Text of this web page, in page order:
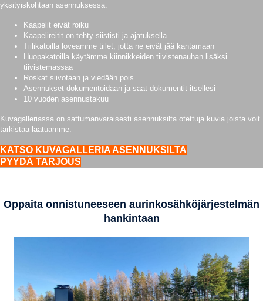
yksityiskohtaan asennuksessa.
Kaapelit eivät roiku
Kaapelireitit on tehty siististi ja ajatuksella
Tiilikatoilla loveamme tiilet, jotta ne eivät jää kantamaan
Huopakatoilla käytämme kiinnikkeiden tiivistenauhan lisäksi
tiivistemassaa
Roskat siivotaan ja viedään pois
Asennukset dokumentoidaan ja saat dokumentit itsellesi
10 vuoden asennustakuu
Kuvagalleriassa on sattumanvaraisesti asennuksilta otettuja kuvia joista voit
tarkistaa laatuamme.
KATSO KUVAGALLERIA ASENNUKSILTA
PYYDÄ TARJOUS
Oppaita onnistuneeseen aurinkosähköjärjestelmän
hankintaan